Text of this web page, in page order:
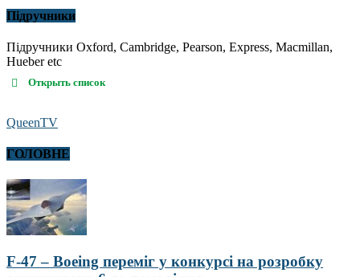
Підручники
Підручники Oxford, Cambridge, Pearson, Express, Macmillan,
Hueber etc
Открыть список
QueenTV
ГОЛОВНЕ
F-47 – Boeing переміг у конкурсі на розробку